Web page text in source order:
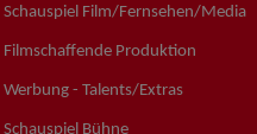
Schauspiel Film/Fernsehen/Media
Filmschaffende Produktion
Werbung - Talents/Extras
Schauspiel Bühne